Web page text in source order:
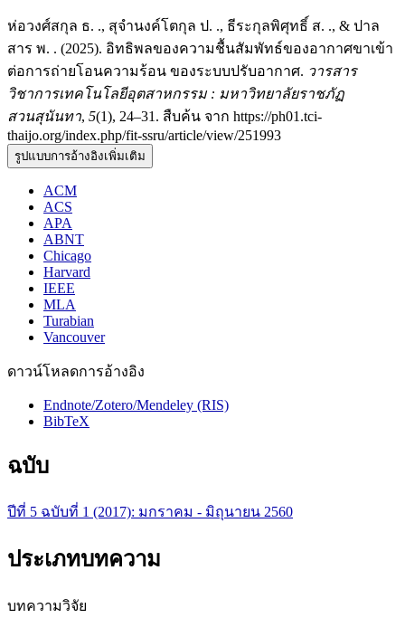
ห่อวงศ์สกุล ธ. ., สุจำนงค์โตกุล ป. ., ธีระกุลพิศุทธิ์ ส. ., & ปาล
สาร พ. . (2025). อิทธิพลของความชื้นสัมพัทธ์ของอากาศขาเข้า
ต่อการถ่ายโอนความร้อน ของระบบปรับอากาศ. วารสาร
วิชาการเทคโนโลยีอุตสาหกรรม : มหาวิทยาลัยราชภัฏ
สวนสุนันทา, 5(1), 24–31. สืบค้น จาก https://ph01.tci-
thaijo.org/index.php/fit-ssru/article/view/251993
รูปแบบการอ้างอิงเพิ่มเติม
ACM
ACS
APA
ABNT
Chicago
Harvard
IEEE
MLA
Turabian
Vancouver
ดาวน์โหลดการอ้างอิง
Endnote/Zotero/Mendeley (RIS)
BibTeX
ฉบับ
ปีที่ 5 ฉบับที่ 1 (2017): มกราคม - มิถุนายน 2560
ประเภทบทความ
บทความวิจัย